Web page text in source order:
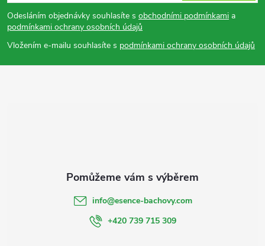
p
a
t
Odesláním objednávky souhlasíte s obchodními podmínkami a
podmínkami ochrany osobních údajů
Vložením e-mailu souhlasíte s podmínkami ochrany osobních údajů
info@esence-bachovy.com
+420 739 715 309